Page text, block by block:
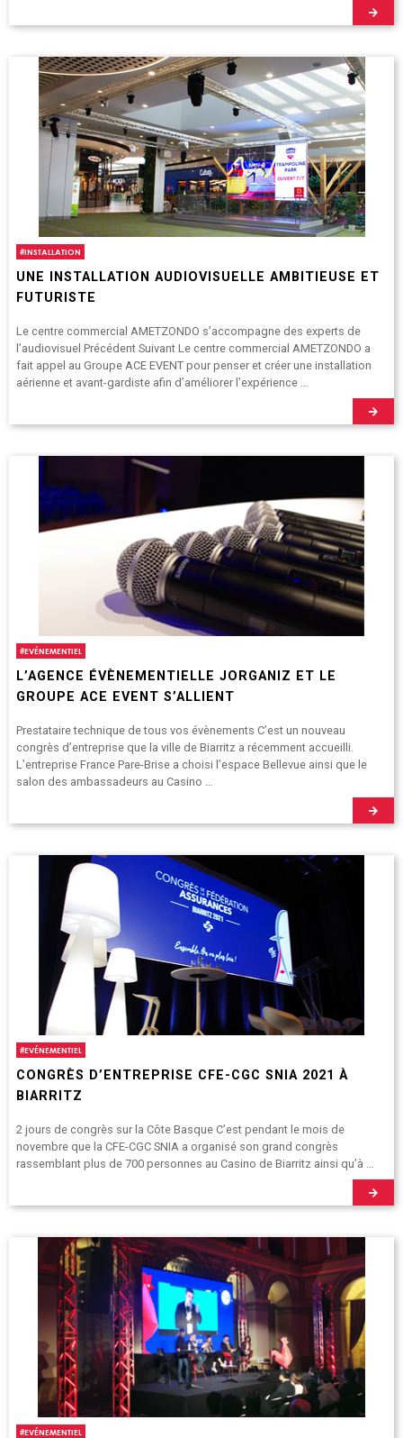
#INSTALLATION
UNE INSTALLATION AUDIOVISUELLE AMBITIEUSE ET
FUTURISTE
Le centre commercial AMETZONDO s’accompagne des experts de
l’audiovisuel Précédent Suivant Le centre commercial AMETZONDO a
fait appel au Groupe ACE EVENT pour penser et créer une installation
aérienne et avant-gardiste afin d’améliorer l’expérience …
#EVÉNEMENTIEL
L’AGENCE ÉVÈNEMENTIELLE JORGANIZ ET LE
GROUPE ACE EVENT S’ALLIENT
Prestataire technique de tous vos évènements C’est un nouveau
congrès d’entreprise que la ville de Biarritz a récemment accueilli.
L’entreprise France Pare-Brise a choisi l’espace Bellevue ainsi que le
salon des ambassadeurs au Casino …
#EVÉNEMENTIEL
CONGRÈS D’ENTREPRISE CFE-CGC SNIA 2021 À
BIARRITZ
2 jours de congrès sur la Côte Basque C’est pendant le mois de
novembre que la CFE-CGC SNIA a organisé son grand congrès
rassemblant plus de 700 personnes au Casino de Biarritz ainsi qu’à …
#EVÉNEMENTIEL